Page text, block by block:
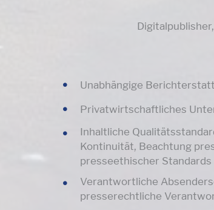
Unabhängige
Privatwirtschaftliches
Inhaltliche
Kontinuität, Beachtung
presseethischer Standards
Verantwortliche
presserechtliche